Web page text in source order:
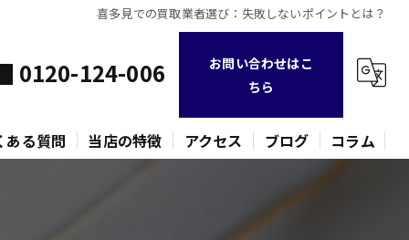
喜多見での買取業者選び：失敗しないポイントとは？
0120-124-006
お問い合わせはこ
ちら
ある質問 当店の特徴 アクセス ブログ コラム